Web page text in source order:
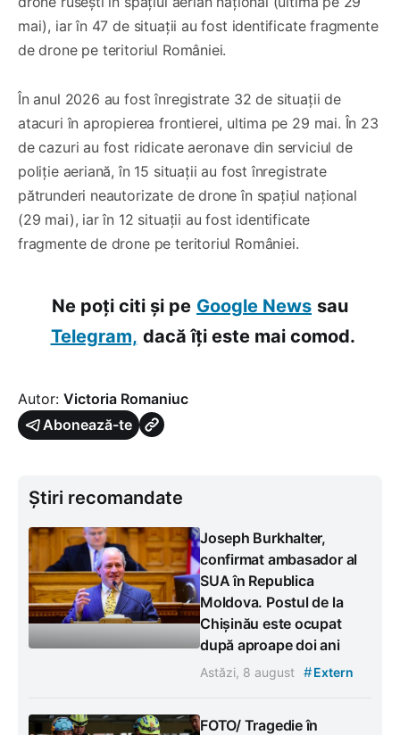
mai), iar în 47 de situații au fost identificate fragmente
de drone pe teritoriul României.
În anul 2026 au fost înregistrate 32 de situații de
atacuri în apropierea frontierei, ultima pe 29 mai. În 23
de cazuri au fost ridicate aeronave din serviciul de
poliție aeriană, în 15 situații au fost înregistrate
pătrunderi neautorizate de drone în spațiul național
(29 mai), iar în 12 situații au fost identificate
fragmente de drone pe teritoriul României.
Ne poți citi și pe Google News sau
Telegram, dacă îți este mai comod.
Autor: Victoria Romaniuc
Abonează-te
Știri recomandate
Joseph Burkhalter,
confirmat ambasador al
SUA în Republica
Moldova. Postul de la
Chișinău este ocupat
după aproape doi ani
Astăzi, 8 august #Extern
FOTO/ Tragedie în